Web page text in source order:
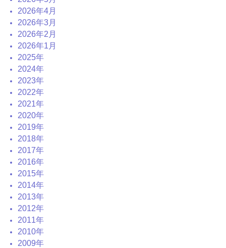
2026年4月
2026年3月
2026年2月
2026年1月
2025年
2024年
2023年
2022年
2021年
2020年
2019年
2018年
2017年
2016年
2015年
2014年
2013年
2012年
2011年
2010年
2009年